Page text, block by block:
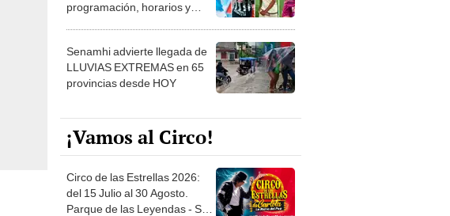
programación, horarios y
Senamhi advierte llegada de
LLUVIAS EXTREMAS en 65
provincias desde HOY
¡Vamos al Circo!
Circo de las Estrellas 2026:
del 15 Julio al 30 Agosto.
Parque de las Leyendas - San